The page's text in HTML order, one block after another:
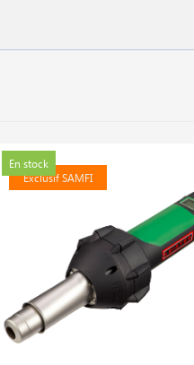
En stock
Exclusif SAMFI